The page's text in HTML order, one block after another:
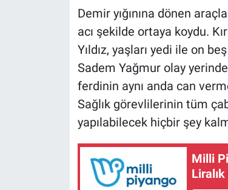
Demir yığınına dönen
acı şekilde ortaya koydu.
Yıldız, yaşları yedi ile on
Sadem Yağmur olay
ferdinin aynı anda can
Sağlık görevlilerinin tüm
yapılabilecek hiçbir şey
Milli